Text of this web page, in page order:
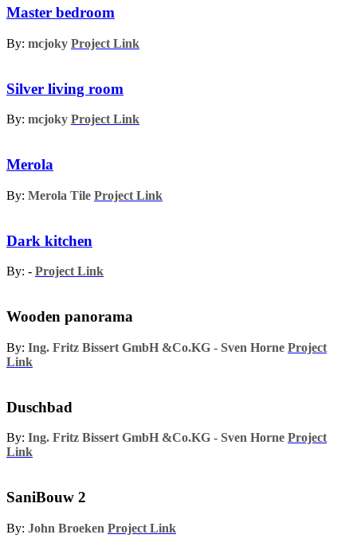
Master bedroom
By: mcjoky Project Link
Silver living room
By: mcjoky Project Link
Merola
By: Merola Tile Project Link
Dark kitchen
By: - Project Link
Wooden panorama
By: Ing. Fritz Bissert GmbH &Co.KG - Sven Horne Project
Link
Duschbad
By: Ing. Fritz Bissert GmbH &Co.KG - Sven Horne Project
Link
SaniBouw 2
By: John Broeken Project Link